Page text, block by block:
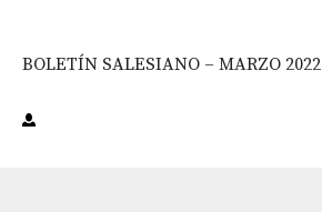
BOLETÍN SALESIANO – MARZO 2022